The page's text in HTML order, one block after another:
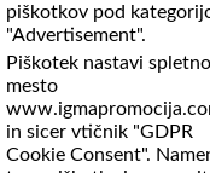
piškotkov pod
"Advertisement".
Piškotek nastavi spletno
mesto
in sicer vtičnik "GDPR
Cookie Consent".